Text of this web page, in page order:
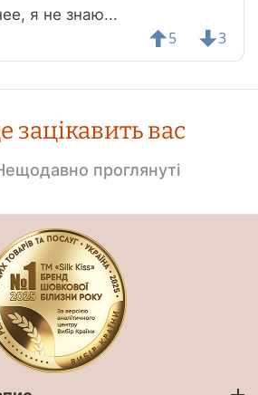
я не знаю...
5 3
зацікавить вас
проглянуті